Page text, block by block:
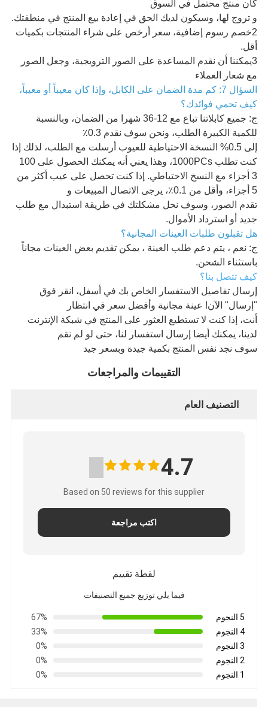
كان منتج محتمل في السوق
و تروج لها، وسيكون لديك الحق في إعادة بيع المنتج في منطقتك.
2خصم رسوم إضافية، سعر أرخص على شراء المنتجات بكميات
أقل.
3يمكننا أن نقدم المساعدة على الصور الترويجية، وجعل الصور
مع شعار العملاء
السؤال 7: كم مدة الضمان على الكابل، وإذا كان معيباً أو معيباً،
كيف تحمي فوائدك؟
ج: جميع كابلاتنا تباع مع 12-36 شهرا من الضمان، وبالنسبة
للكمية الكبيرة الطلب، ونحن سوف نقدم 0.3٪
إلى 0.5% النسخة الاحتياطية للعيوب أرسلت مع الطلب، لذلك إذا
كنت تطلب 1000PCs، وهذا يعني أنه يمكنك الحصول على 100
3 أجزاء مع النسخ الاحتياطي. إذا كنت تحصل على عيب أكثر من
5 أجزاء، وأقل من 0.1٪، يرجى الاتصال المبيعات و
تقدم الصور، وسوف نحل مشكلتك في طريقة استبدال مع طلب
جديد أو استرداد الأموال.
هل تقبلون طلبات العينات المجانية؟
ج: نعم ، يتم دعم طلب العينة ، يمكن تقديم بعض العينات مجاناً
باستثناء الشحن.
كيف تتصل بنا؟
إرسال تفاصيل الاستفسار الخاص بك في أسفل، انقر فوق
"إرسال" الآن! عينة مجانية وأفضل سعر في انتظار
أنت، إذا كنت لا تستطيع العثور على المنتج في شبكة الإنترنت
لدينا، يمكنك أيضا إرسال استفسار لنا، حتى لو لم نقم
سوف نجد نفس المنتج بكمية جيدة وبسعر جيد
التقييمات والمراجعات
التصنيف العام
4.7
Based on 50 reviews for this supplier
اكتب مراجعة
لقطة تقييم
فيما يلي توزيع جميع التصنيفات
5 النجوم
67%
4 النجوم
33%
3 النجوم
0%
2 النجوم
0%
1 النجوم
0%